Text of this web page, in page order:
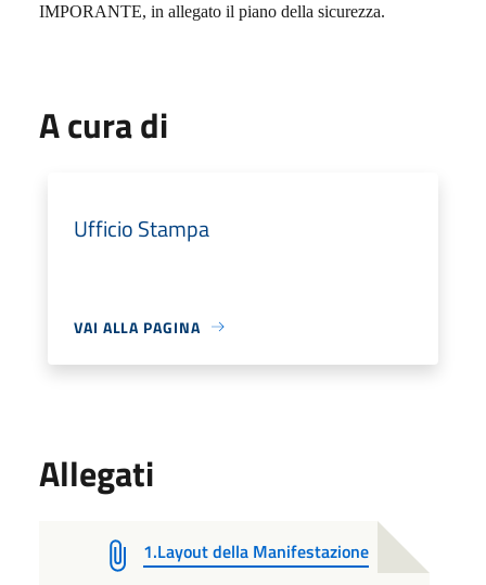
IMPORANTE, in allegato il piano della sicurezza.
A cura di
Ufficio Stampa
VAI ALLA PAGINA
Allegati
1.Layout della Manifestazione